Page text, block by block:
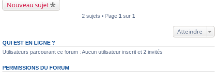
Nouveau sujet
2 sujets • Page 1 sur 1
Atteindre
QUI EST EN LIGNE ?
Utilisateurs parcourant ce forum : Aucun utilisateur inscrit et 2 invités
PERMISSIONS DU FORUM